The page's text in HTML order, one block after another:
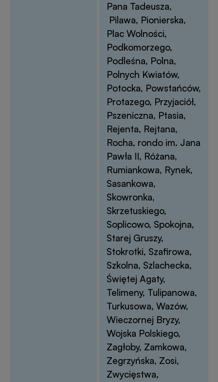
Pana Tadeusza,
Pilawa, Pionierska,
Plac Wolności,
Podkomorzego,
Podleśna, Polna,
Polnych Kwiatów,
Potocka, Powstańców,
Protazego, Przyjaciół,
Pszeniczna, Ptasia,
Rejenta, Rejtana,
Rocha, rondo im. Jana
Pawła II, Różana,
Rumiankowa, Rynek,
Sasankowa,
Skowronka,
Skrzetuskiego,
Soplicowo, Spokojna,
Starej Gruszy,
Stokrotki, Szafirowa,
Szkolna, Szlachecka,
Świętej Agaty,
Telimeny, Tulipanowa,
Turkusowa, Wazów,
Wieczornej Bryzy,
Wojska Polskiego,
Zagłoby, Zamkowa,
Zegrzyńska, Zosi,
Zwycięstwa,